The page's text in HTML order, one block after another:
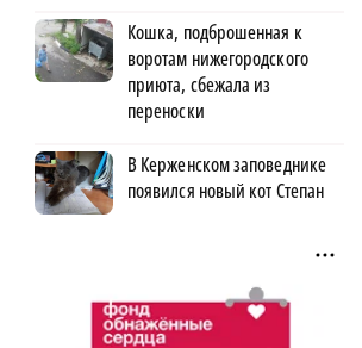
Кошка, подброшенная к
воротам нижегородского
приюта, сбежала из
переноски
В Керженском заповеднике
появился новый кот Степан